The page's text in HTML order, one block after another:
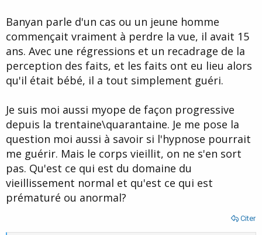
Banyan parle d'un cas ou un jeune homme
commençait vraiment à perdre la vue, il avait 15
ans. Avec une régressions et un recadrage de la
perception des faits, et les faits ont eu lieu alors
qu'il était bébé, il a tout simplement guéri.
Je suis moi aussi myope de façon progressive
depuis la trentaine\quarantaine. Je me pose la
question moi aussi à savoir si l'hypnose pourrait
me guérir. Mais le corps vieillit, on ne s'en sort
pas. Qu'est ce qui est du domaine du
vieillissement normal et qu'est ce qui est
prématuré ou anormal?
Citer